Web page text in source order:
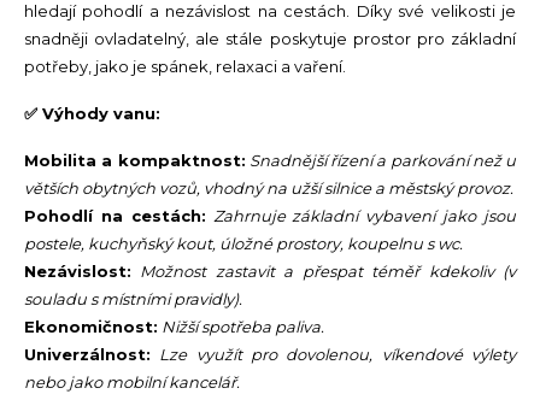
hledají pohodlí a nezávislost na cestách. Díky své velikosti je
snadněji ovladatelný, ale stále poskytuje prostor pro základní
potřeby, jako je spánek, relaxaci a vaření.
✅ Výhody vanu:
Mobilita a kompaktnost: Snadnější řízení a parkování než u
větších obytných vozů, vhodný na užší silnice a městský provoz.
Pohodlí na cestách: Zahrnuje základní vybavení jako jsou
postele, kuchyňský kout, úložné prostory, koupelnu s wc.
Nezávislost: Možnost zastavit a přespat téměř kdekoliv (v
souladu s místními pravidly).
Ekonomičnost: Nižší spotřeba paliva.
Univerzálnost: Lze využít pro dovolenou, víkendové výlety
nebo jako mobilní kancelář.